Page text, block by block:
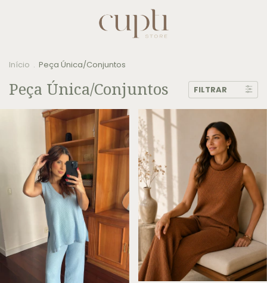
Início . Peça Única/Conjuntos
Peça Única/Conjuntos FILTRAR